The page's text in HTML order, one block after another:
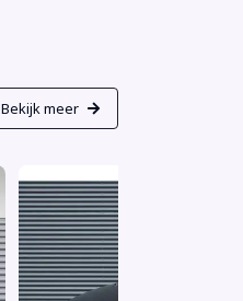
Bekijk meer